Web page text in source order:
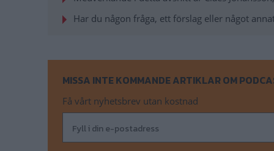
Första långturen
ListverketPickuper
då? Tänkte väl det.
Willys-Overland 6
Med en Super
Har du någon fråga, ett förslag eller något
MISSA INTE KOMMANDE ARTIKLAR OM
Få vårt nyhetsbrev utan kostnad